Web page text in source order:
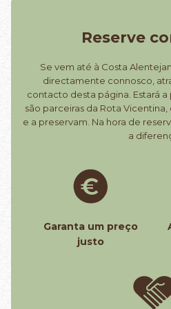
Reserve
Se vem até à Costa
directamente connosco,
contacto desta página. Estará
são parceiras da Rota
e a preservam. Na hora de
a
Garanta um preço
justo